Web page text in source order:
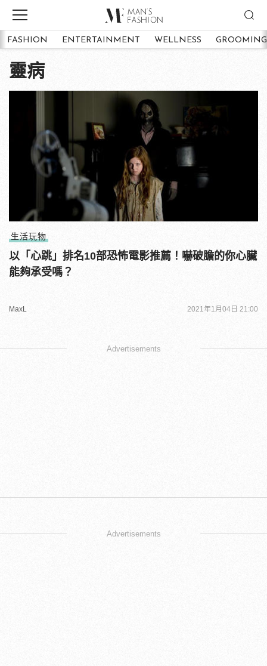
FASHION ENTERTAINMENT WELLNESS GROOMING
靈病
生活玩物
以「心跳」排名10部恐怖電影推薦！嚇破膽的你心臟
能夠承受嗎？
MaxL 2021年1月04日 21:00
Advertisements
Advertisements